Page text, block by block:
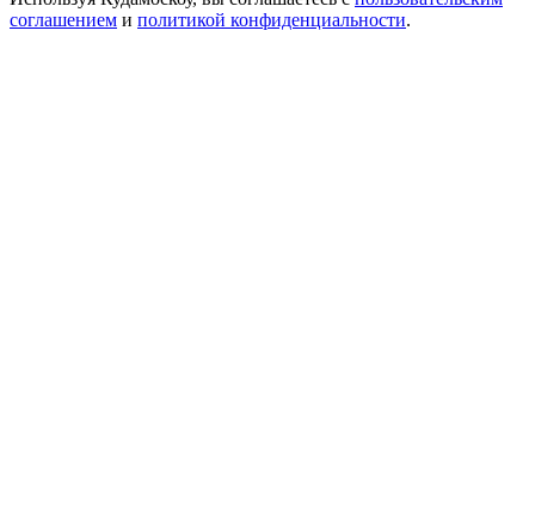
соглашением и политикой конфиденциальности.